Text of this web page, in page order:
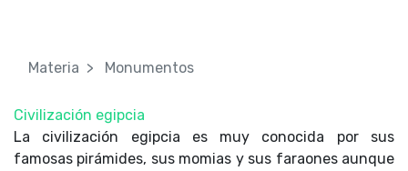
Materia Monumentos
Civilización egipcia
La civilización egipcia es muy conocida por sus
famosas pirámides, sus momias y sus faraones aunque